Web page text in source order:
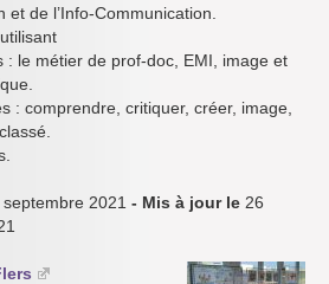
et de l’Info-Communication.
: le métier de prof-doc, EMI, image et
: comprendre, critiquer, créer, image,
septembre 2021 - Mis à jour le 26